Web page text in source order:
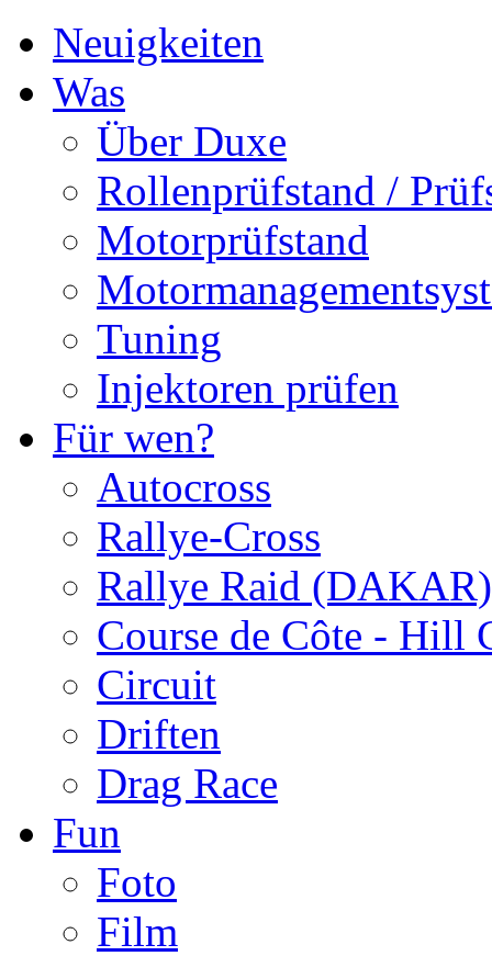
Neuigkeiten
Was
Über Duxe
Rollenprüfstand /
Motorprüfstand
Tuning
Injektoren prüfen
Für wen?
Autocross
Rallye-Cross
Rallye Raid (DAKAR)
Course de Côte - Hill
Circuit
Driften
Drag Race
Fun
Foto
Film